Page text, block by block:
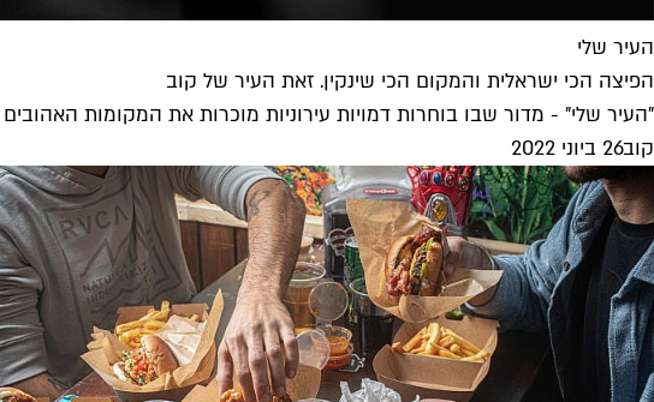
העיר שלי
הפיצה הכי ישראלית והמקום הכי שינקין. זאת העיר של קוב
"העיר שלי" - מדור שבו בוחרות דמויות עירוניות מוכרות את המקומות
קוב26 ביוני 2022